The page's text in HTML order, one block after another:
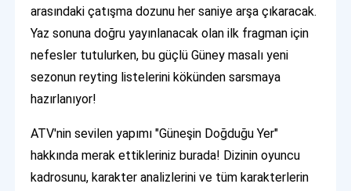
arasındaki çatışma dozunu her saniye arşa çıkaracak.
Yaz sonuna doğru yayınlanacak olan ilk fragman için
nefesler tutulurken, bu güçlü Güney masalı yeni
sezonun reyting listelerini kökünden sarsmaya
hazırlanıyor!
ATV'nin sevilen yapımı "Güneşin Doğduğu Yer"
hakkında merak ettikleriniz burada! Dizinin oyuncu
kadrosunu, karakter analizlerini ve tüm karakterlerin